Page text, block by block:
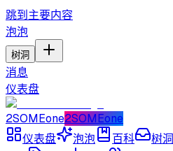
跳到主要内容
泡泡
树洞
消息
仪表盘
2SOMEone2SOMEone
仪表盘
泡泡 百科 树洞